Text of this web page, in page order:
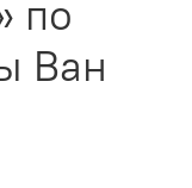
по
Ван